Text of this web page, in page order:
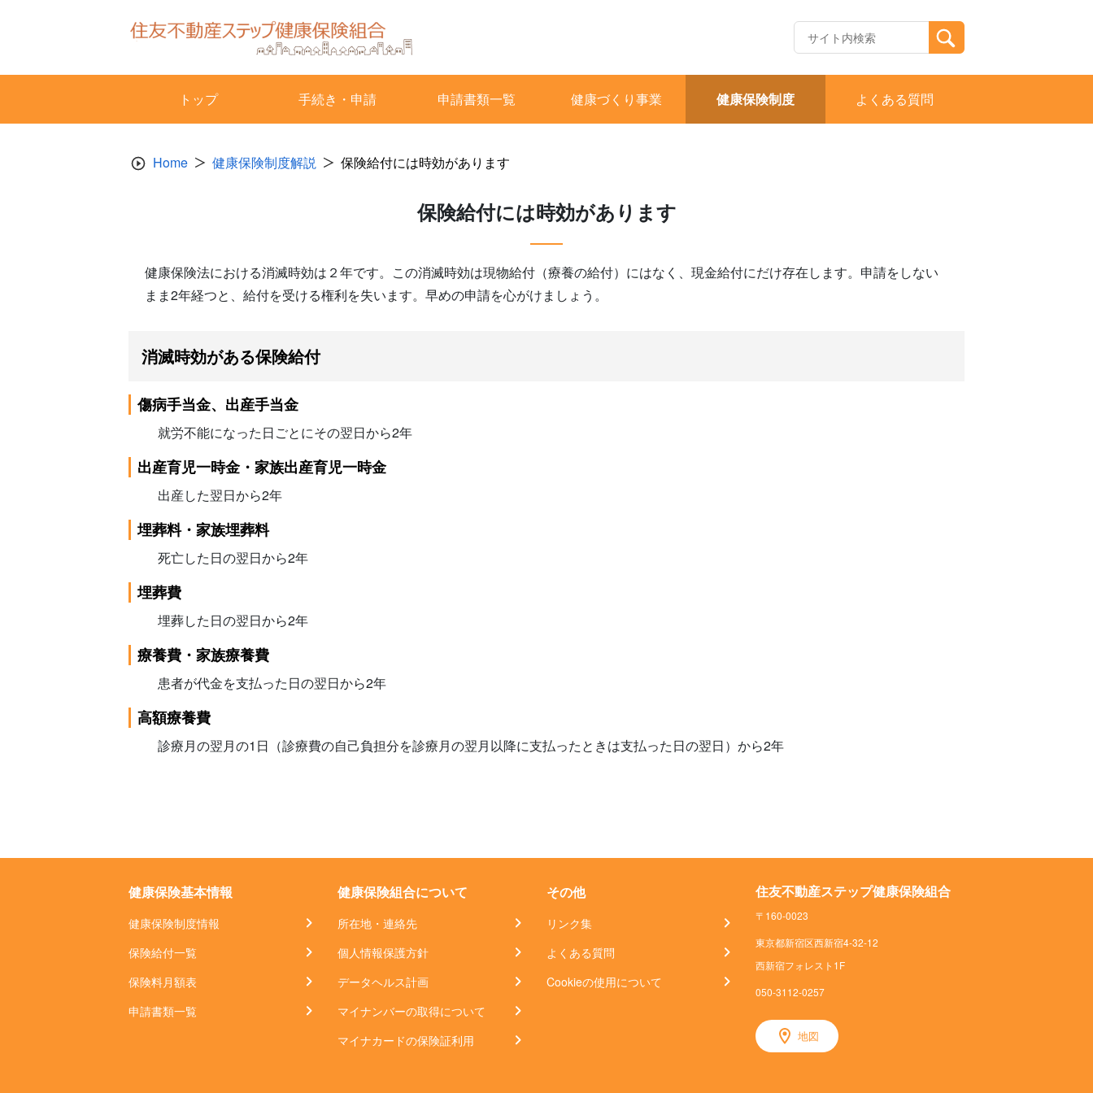
トップ 手続き・申請 申請書類一覧 健康づくり事業 健康保険制度 よくある質問
Home 健康保険制度解説 保険給付には時効があります
保険給付には時効があります
健康保険法における消滅時効は２年です。この消滅時効は現物給付（療養の給付）にはなく、現金給付にだけ存在します。申請をしない
まま2年経つと、給付を受ける権利を失います。早めの申請を心がけましょう。
消滅時効がある保険給付
傷病手当金、出産手当金
就労不能になった日ごとにその翌日から2年
出産育児一時金・家族出産育児一時金
出産した翌日から2年
埋葬料・家族埋葬料
死亡した日の翌日から2年
埋葬費
埋葬した日の翌日から2年
療養費・家族療養費
患者が代金を支払った日の翌日から2年
高額療養費
診療月の翌月の1日（診療費の自己負担分を診療月の翌月以降に支払ったときは支払った日の翌日）から2年
健康保険基本情報
健康保険制度情報
保険給付一覧
保険料月額表
申請書類一覧
健康保険組合について
所在地・連絡先
個人情報保護方針
データヘルス計画
マイナンバーの取得について
マイナカードの保険証利用
その他
リンク集
よくある質問
Cookieの使用について
住友不動産ステップ健康保険組合
〒160-0023
東京都新宿区西新宿4-32-12
西新宿フォレスト1F
050-3112-0257
地図